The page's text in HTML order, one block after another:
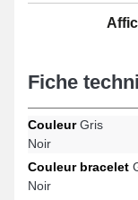
fermoir ardillon de
pour un large
Active (40 mm),
mm) et bien
compatibilité, ce
multitude de
Fiche
CouleurGris
Noir
Couleur bracelet
Noir